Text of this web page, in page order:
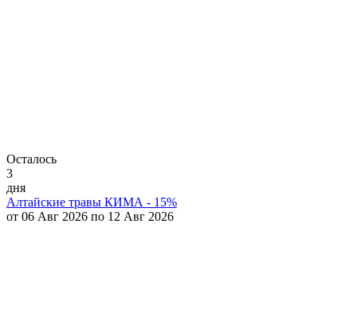
Осталось
3
дня
Алтайские травы КИМА - 15%
от 06 Авг 2026 по 12 Авг 2026